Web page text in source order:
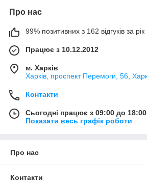
Про нас
99% позитивних з 162 відгуків за рік
Працює з 10.12.2012
м. Харків
Харків, проспект Перемоги, 56,
Контакти
Сьогодні працює з 09:00 до 18:00
Показати весь графік роботи
Про нас
Контакти